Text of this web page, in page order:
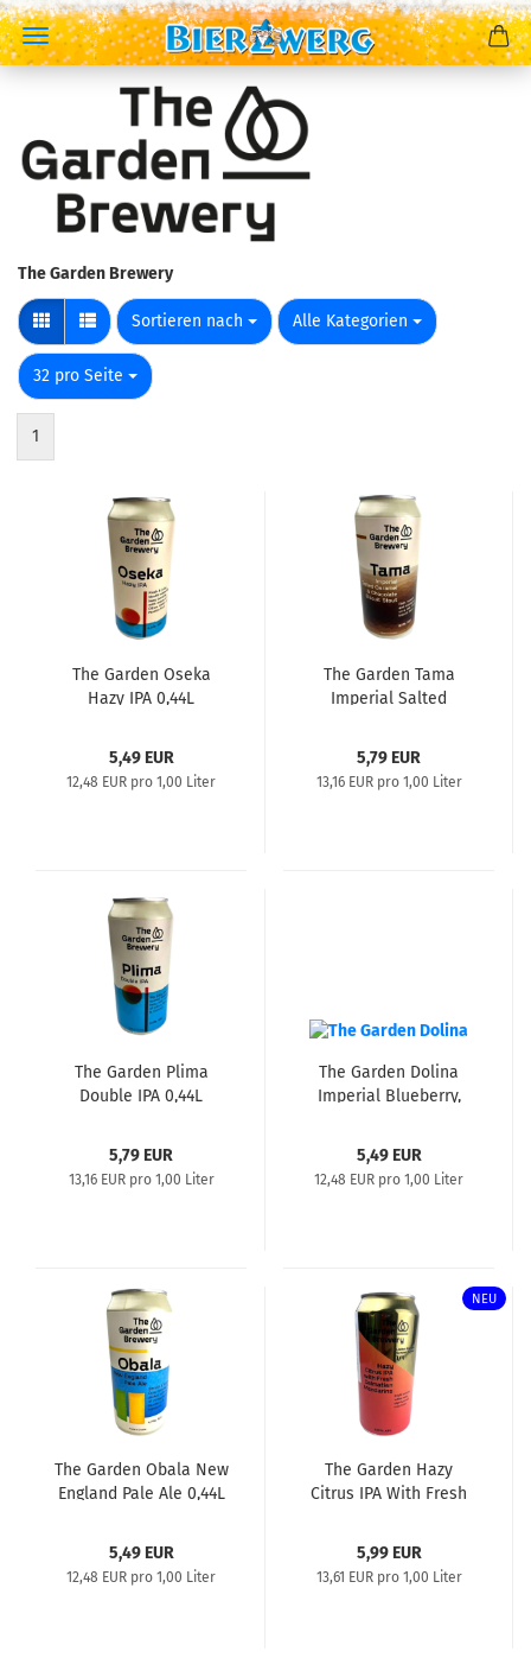
The Garden Brewery
Sortieren nach
Sortieren nach Alle Kategorien
pro Seite
32 pro Seite
pro Seite
1
The Garden Oseka
Hazy IPA 0,44L
5,49 EUR
12,48 EUR pro 1,00 Liter
The Garden Tama
Imperial Salted
5,79 EUR
13,16 EUR pro 1,00 Liter
The Garden Plima
Double IPA 0,44L
5,79 EUR
13,16 EUR pro 1,00 Liter
The Garden Dolina
Imperial Blueberry,
5,49 EUR
12,48 EUR pro 1,00 Liter
The Garden Obala New
England Pale Ale 0,44L
5,49 EUR
12,48 EUR pro 1,00 Liter
NEU
The Garden Hazy
Citrus IPA With Fresh
5,99 EUR
13,61 EUR pro 1,00 Liter